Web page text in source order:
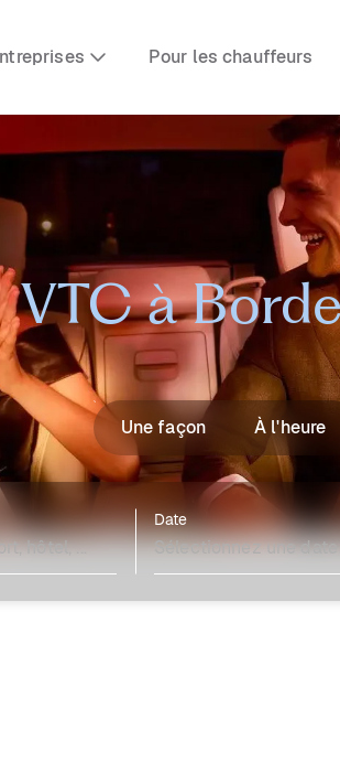
Pour les chauffeurs
VTC à
Une façon À l'heure
Date